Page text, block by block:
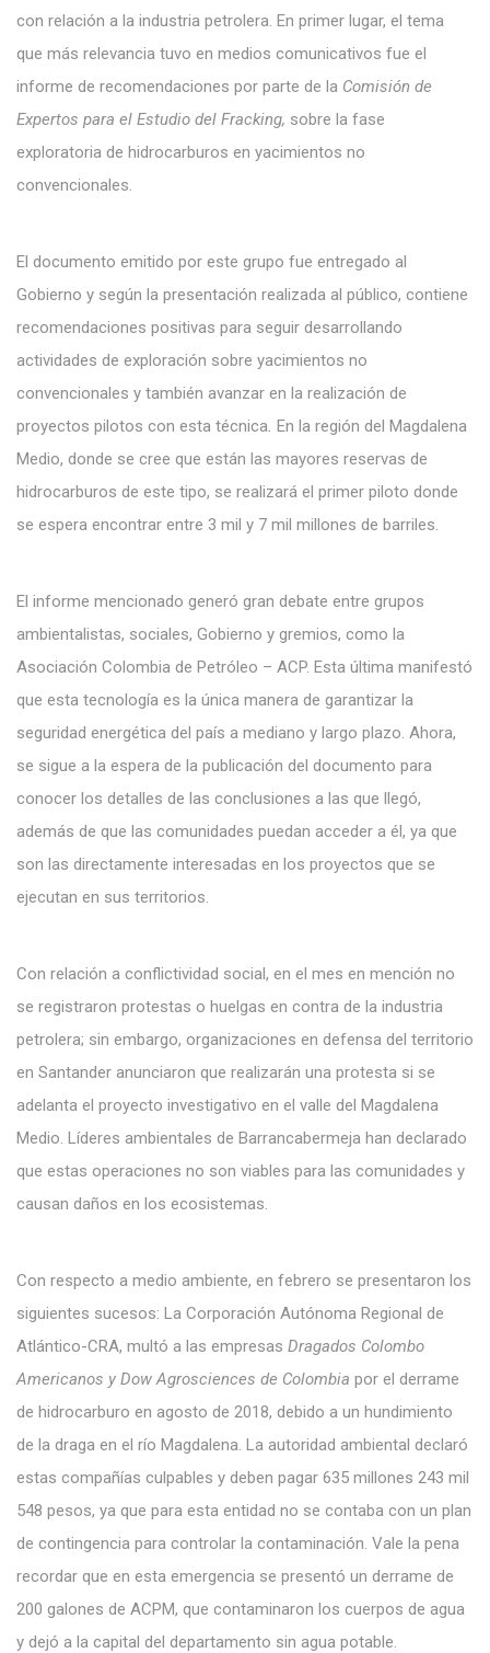
con relación a la industria petrolera. En primer lugar, el tema
que más relevancia tuvo en medios comunicativos fue el
informe de recomendaciones por parte de la Comisión de
Expertos para el Estudio del Fracking, sobre la fase
exploratoria de hidrocarburos en yacimientos no
convencionales.
El documento emitido por este grupo fue entregado al
Gobierno y según la presentación realizada al público, contiene
recomendaciones positivas para seguir desarrollando
actividades de exploración sobre yacimientos no
convencionales y también avanzar en la realización de
proyectos pilotos con esta técnica. En la región del Magdalena
Medio, donde se cree que están las mayores reservas de
hidrocarburos de este tipo, se realizará el primer piloto donde
se espera encontrar entre 3 mil y 7 mil millones de barriles.
El informe mencionado generó gran debate entre grupos
ambientalistas, sociales, Gobierno y gremios, como la
Asociación Colombia de Petróleo – ACP. Esta última manifestó
que esta tecnología es la única manera de garantizar la
seguridad energética del país a mediano y largo plazo. Ahora,
se sigue a la espera de la publicación del documento para
conocer los detalles de las conclusiones a las que llegó,
además de que las comunidades puedan acceder a él, ya que
son las directamente interesadas en los proyectos que se
ejecutan en sus territorios.
Con relación a conflictividad social, en el mes en mención no
se registraron protestas o huelgas en contra de la industria
petrolera; sin embargo, organizaciones en defensa del territorio
en Santander anunciaron que realizarán una protesta si se
adelanta el proyecto investigativo en el valle del Magdalena
Medio. Líderes ambientales de Barrancabermeja han declarado
que estas operaciones no son viables para las comunidades y
causan daños en los ecosistemas.
Con respecto a medio ambiente, en febrero se presentaron los
siguientes sucesos: La Corporación Autónoma Regional de
Atlántico-CRA, multó a las empresas Dragados Colombo
Americanos y Dow Agrosciences de Colombia por el derrame
de hidrocarburo en agosto de 2018, debido a un hundimiento
de la draga en el río Magdalena. La autoridad ambiental declaró
estas compañías culpables y deben pagar 635 millones 243 mil
548 pesos, ya que para esta entidad no se contaba con un plan
de contingencia para controlar la contaminación. Vale la pena
recordar que en esta emergencia se presentó un derrame de
200 galones de ACPM, que contaminaron los cuerpos de agua
y dejó a la capital del departamento sin agua potable.